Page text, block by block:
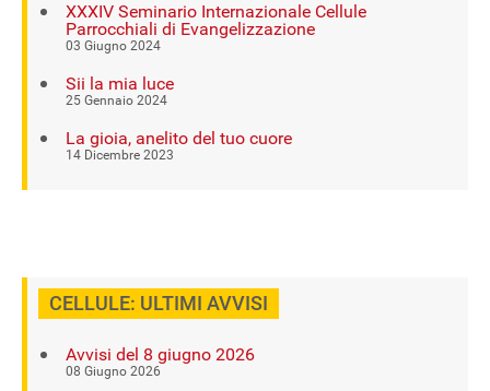
XXXIV Seminario Internazionale Cellule
Parrocchiali di Evangelizzazione
03 Giugno 2024
Sii la mia luce
25 Gennaio 2024
La gioia, anelito del tuo cuore
14 Dicembre 2023
CELLULE: ULTIMI AVVISI
Avvisi del 8 giugno 2026
08 Giugno 2026